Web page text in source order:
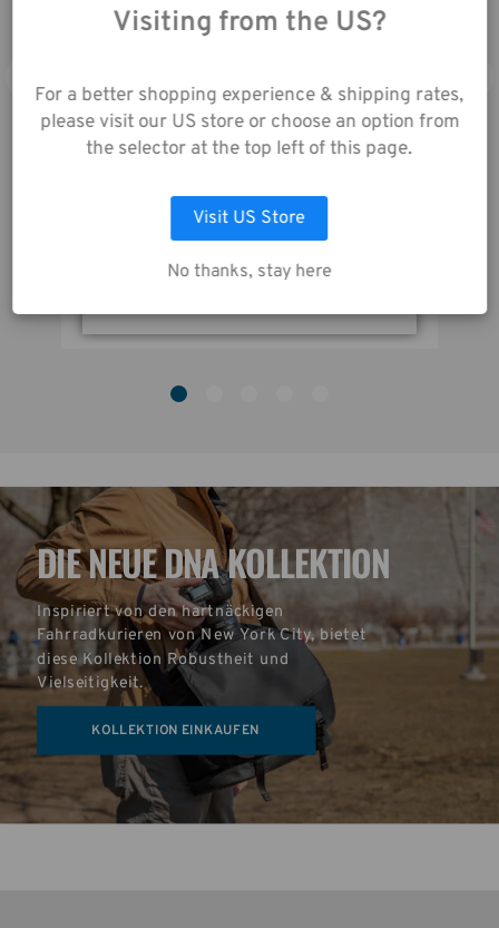
Tenba Tools Memory-Schaum Pad 2,0 Zoll
DIE NEUE DNA KOLLEKTION
Inspiriert von den hartnäckigen
Fahrradkurieren von New York City, bietet
diese Kollektion Robustheit und
Vielseitigkeit.
KOLLEKTION EINKAUFEN
stimmen Sie der
unserer
Datenschutzrichtlinie
zu.
AUSWAHL ANPASSEN
ALLE COOKIES AKZEPTIEREN
Visiting from the US?
For a better shopping experience & shipping rates,
please visit our US store or choose an option from
the selector at the top left of this page.
Visit US Store
No thanks, stay here